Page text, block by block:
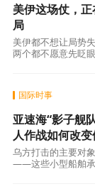
美伊这场仗，
局
美伊都不想让局势
两个都不愿意先眨
国际时事
亚速海“影子舰
人作战如何改
乌方打击的主要对
——这些小型船舶承